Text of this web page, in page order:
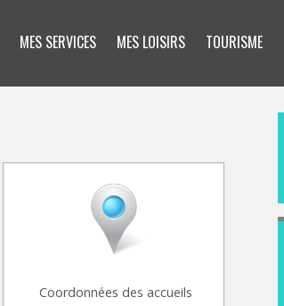
MES SERVICES MES LOISIRS TOURISME
Coordonnées des accueils